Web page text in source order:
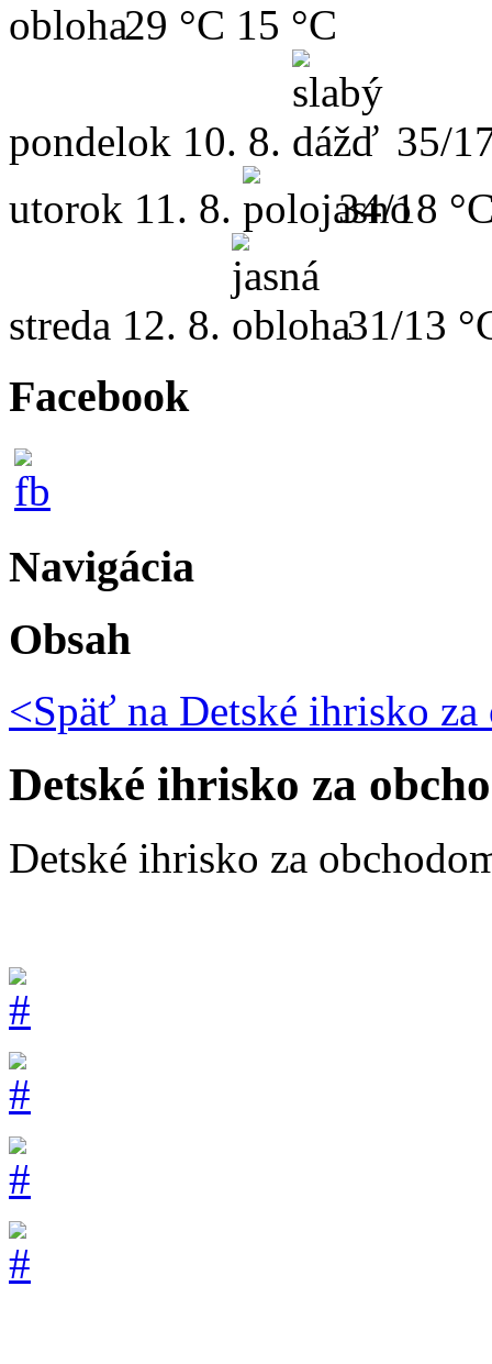
29 °C 15 °C
pondelok 10. 8.
35/
utorok 11. 8. 34/18
streda 12. 8. 31/13
Facebook
Navigácia
Obsah
<Späť na Detské ihrisko za
Detské ihrisko za
Detské ihrisko za